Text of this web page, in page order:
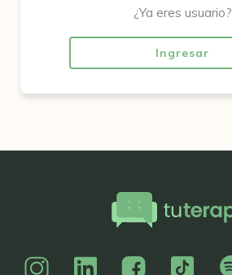
¿Ya eres usuario?
Ingresar